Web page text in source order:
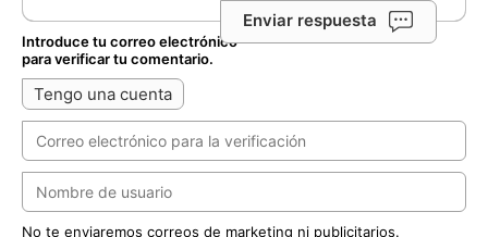
Enviar respuesta
Introduce tu correo electrónico
para verificar tu comentario.
Tengo una cuenta
No te enviaremos correos de marketing ni publicitarios.